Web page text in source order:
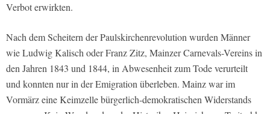
Verbot erwirkten.
Nach dem Scheitern der Paulskirchenrevolution wurden Männer
wie Ludwig Kalisch oder Franz Zitz, Mainzer Carnevals-Vereins in
den Jahren 1843 und 1844, in Abwesenheit zum Tode verurteilt
und konnten nur in der Emigration überleben. Mainz war im
Vormärz eine Keimzelle bürgerlich-demokratischen Widerstands